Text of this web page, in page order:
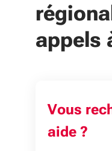
appels
Vous
aide ?